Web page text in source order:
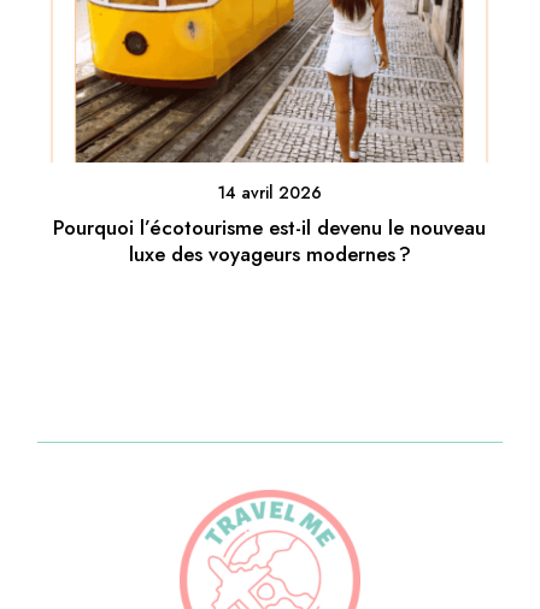
14 avril 2026
Pourquoi l’écotourisme est-il devenu le nouveau
luxe des voyageurs modernes ?